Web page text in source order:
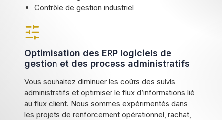
Contrôle de gestion industriel
Optimisation des ERP logiciels de
gestion et des process administratifs
Vous souhaitez diminuer les coûts des suivis
administratifs et optimiser le flux d’informations lié
au flux client. Nous sommes expérimentés dans
les projets de renforcement opérationnel, rachat,